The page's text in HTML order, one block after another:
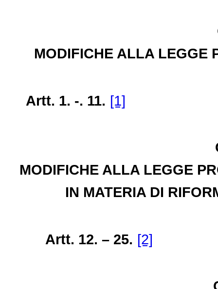
MODIFICHE ALLA LEGGE
Artt. 1. -. 11. [1]
MODIFICHE ALLA LEGGE
IN MATERIA DI
Artt. 12. – 25. [2]